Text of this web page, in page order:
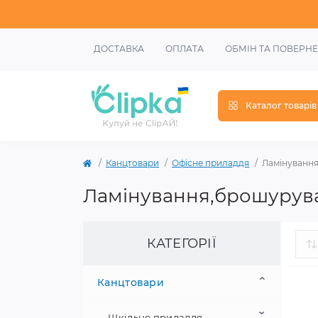
ДОСТАВКА ОПЛАТА ОБМІН ТА
Каталог товарів
Канцтовари Офісне приладдя
КАТЕГОРІЇ
Канцтовари